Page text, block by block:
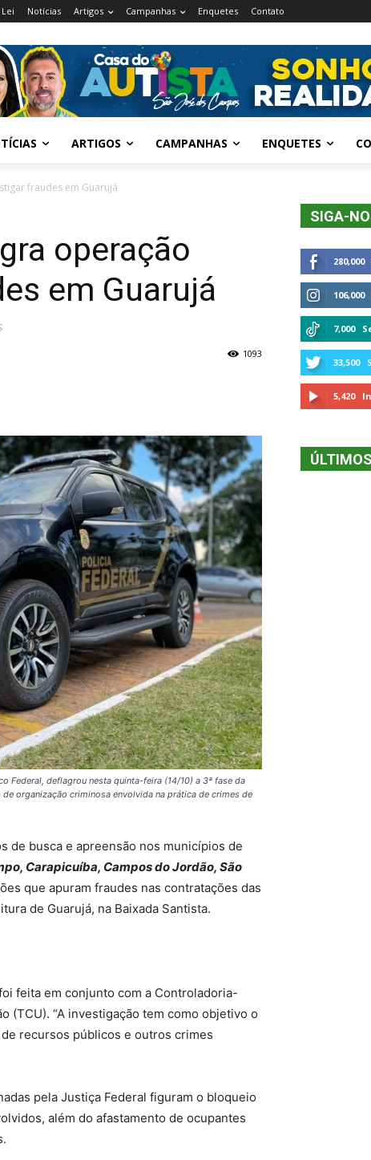
Notícias Artigos Campanhas Enquetes Contato
ARTIGOS CAMPANHAS ENQUETES
fraudes em Guarujá
operação
em Guarujá
1093
Federal, deflagrou nesta quinta-feira (14/10) a 3ª fase da
organização criminosa envolvida na prática de crimes de
de busca e apreensão nos municípios de
Carapicuíba, Campos do Jordão, São
que apuram fraudes nas contratações das
de Guarujá, na Baixada Santista.
feita em conjunto com a Controladoria-
(TCU). “A investigação tem como objetivo o
recursos públicos e outros crimes
pela Justiça Federal figuram o bloqueio
além do afastamento de ocupantes
SIGA-
280,000
106,000
7,000
33,500
5,420